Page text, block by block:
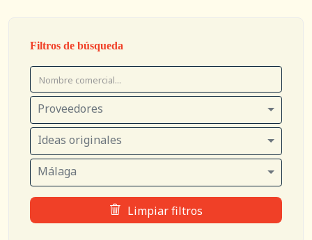
Filtros de búsqueda
Proveedores
Ideas originales
Málaga
Limpiar filtros